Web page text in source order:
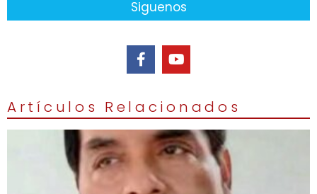
Siguenos
Artículos Relacionados